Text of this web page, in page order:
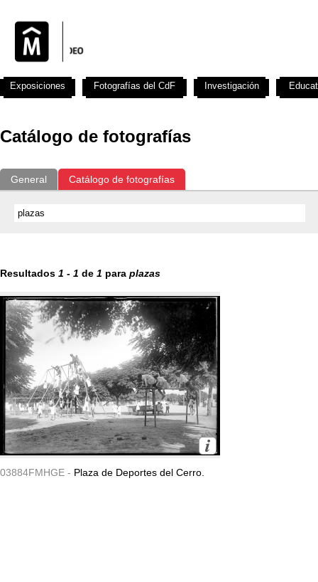
Catálogo de fotografías
General Catálogo de fotografías
Resultados 1 - 1 de 1 para plazas
03884FMHGE - Plaza de Deportes del Cerro.
Exposiciones Fotografías del CdF Investigación